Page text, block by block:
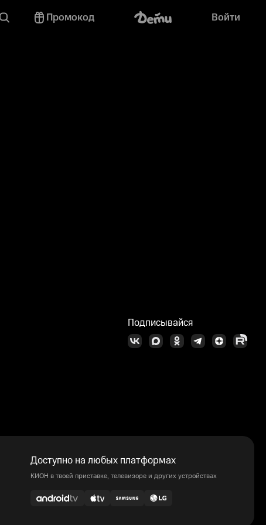
Промокод Войти
Подписывайся
Доступно на любых платформах
КИОН в твоей приставке, телевизоре и других устройствах